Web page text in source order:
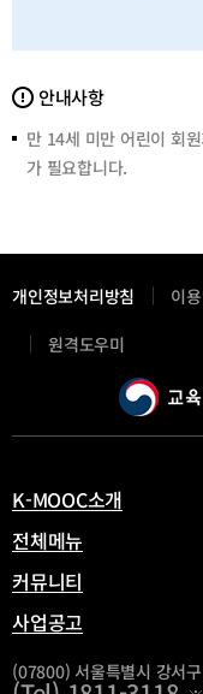
안
내
사
항
안내사항
만 14세 미만 어린이 회
가 필요합니다.
개인정보처리방침 이
원격도우미새
창
열
K-MOOC소개
전체메뉴
커뮤니티
사업공고
(07800) 서울특별시 강서